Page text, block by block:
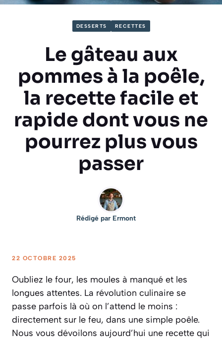
DESSERTS RECETTES
Le gâteau aux
pommes à la poêle,
la recette facile et
rapide dont vous ne
pourrez plus vous
passer
Rédigé par Ermont
22 OCTOBRE 2025
Oubliez le four, les moules à manqué et les
longues attentes. La révolution culinaire se
passe parfois là où on l’attend le moins :
directement sur le feu, dans une simple poêle.
Nous vous dévoilons aujourd’hui une recette qui